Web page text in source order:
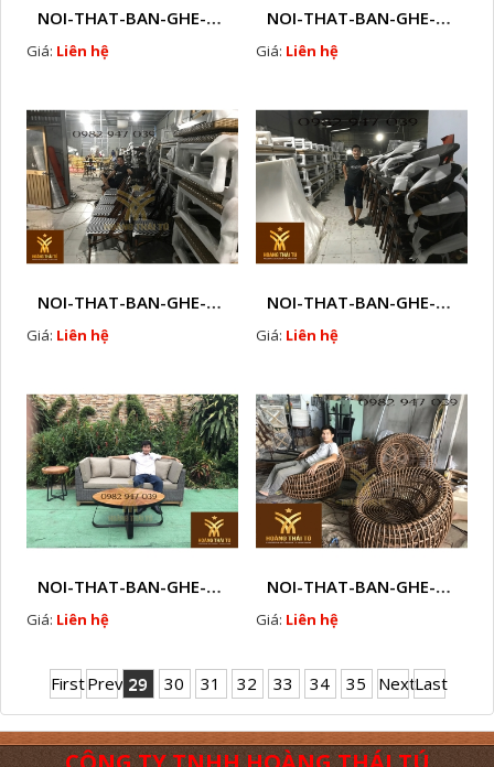
NOI-THAT-BAN-GHE-SOFA-GHE-CAFE-MAY-NHUA-NGOAI-TROI-Q20
Giá: Liên hệ
NOI-THAT-BAN-GHE-SOFA-GHE-CAFE-MAY-NHUA-NGOAI-TROI-Q21
Giá: Liên hệ
NOI-THAT-BAN-GHE-SOFA-GHE-CAFE-MAY-NHUA-NGOAI-TROI-Q22
Giá: Liên hệ
NOI-THAT-BAN-GHE-SOFA-GHE-CAFE-MAY-NHUA-NGOAI-TROI-Q23
Giá: Liên hệ
NOI-THAT-BAN-GHE-SOFA-GHE-CAFE-MAY-NHUA-NGOAI-TROI-Q24
Giá: Liên hệ
NOI-THAT-BAN-GHE-SOFA-GHE-CAFE-MAY-NHUA-NGOAI-TROI-Q25
Giá: Liên hệ
FirstPrev 29 30 31 32 33 34 35 NextLast